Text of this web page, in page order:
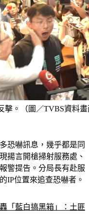
擊。（圖／TVBS資料
恐嚇訊息，幾乎都是同
揚言開槍掃射服務處、
警提告。分局長有赴服
IP位置來追查恐嚇者。
「藍白搞黑箱」：土匪